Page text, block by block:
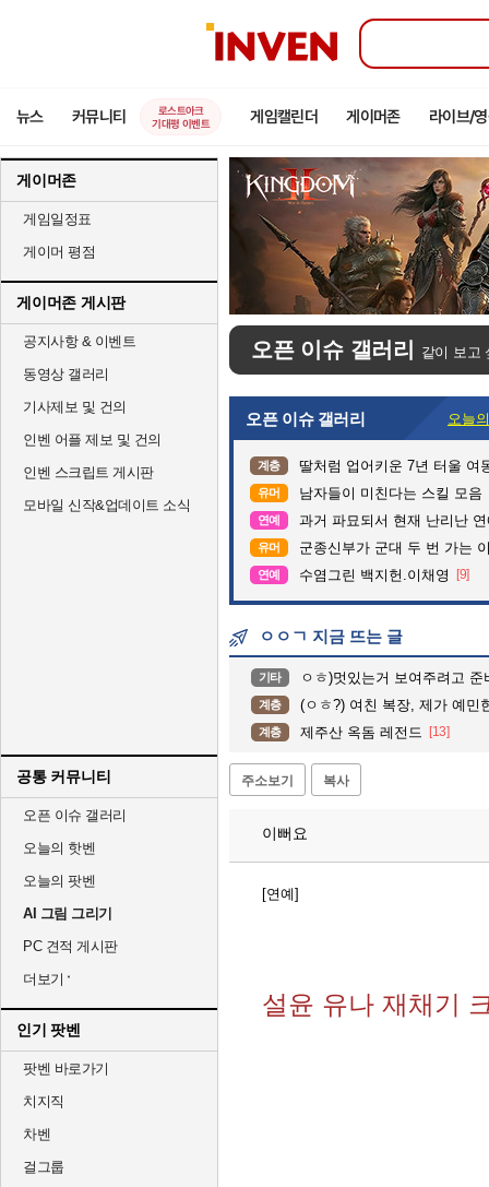
인
뉴스 커뮤니티
로스트아크
기대평 이벤트
게임캘린더 게이머존 라이브/
게이머존
게임일정표
게이머 평점
게이머존 게시판
공지사항 & 이벤트
동영상 갤러리
기사제보 및 건의
인벤 어플 제보 및 건의
인벤 스크립트 게시판
모바일 신작&업데이트 소식
공통 커뮤니티
오픈 이슈 갤러리
오늘의 핫벤
오늘의 팟벤
AI 그림 그리기
PC 견적 게시판
더보기
인기 팟벤
팟벤 바로가기
치지직
차벤
걸그룹
오픈 이슈 갤러리 같이 보고
오픈 이슈 갤러리 오늘
계층 딸처럼 업어키운 7년 터울 여
유머 남자들이 미친다는 스킬 모음
연예 과거 파묘되서 현재 난리난
유머 군종신부가 군대 두 번 가는
연예 수염그린 백지헌.이채영 [9]
ㅇㅇㄱ 지금 뜨는 글
기타 ㅇㅎ)멋있는거 보여주려고 준
계층 (ㅇㅎ?) 여친 복장, 제가 예민
계층 제주산 옥돔 레전드 [13]
주소보기 복사
이뻐요
[연예]
설윤 유나 재채기